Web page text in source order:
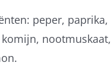
peper,
komijn,